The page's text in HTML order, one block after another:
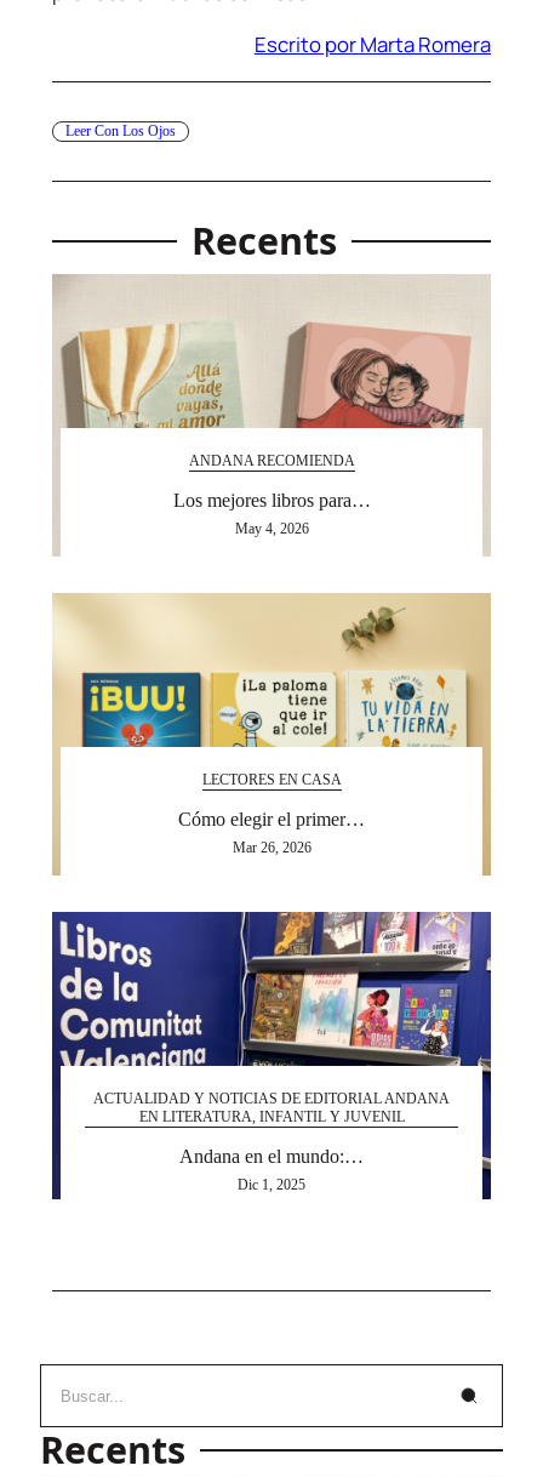
Escrito por Marta Romera
Leer Con Los Ojos
Recents
ANDANA RECOMIENDA
Los mejores libros para…
May 4, 2026
LECTORES EN CASA
Cómo elegir el primer…
Mar 26, 2026
ACTUALIDAD Y NOTICIAS DE EDITORIAL ANDANA
EN LITERATURA, INFANTIL Y JUVENIL
Andana en el mundo:…
Dic 1, 2025
Recents